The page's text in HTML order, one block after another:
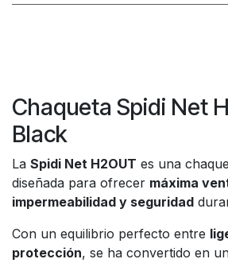
Chaqueta Spidi Net
Black
La Spidi Net H2OUT es una
diseñada para ofrecer máxima
impermeabilidad y seguridad
Con un equilibrio perfecto entre
protección, se ha convertido en